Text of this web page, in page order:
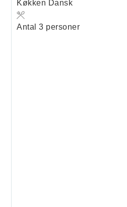
Køkken Dansk
Antal3 personer